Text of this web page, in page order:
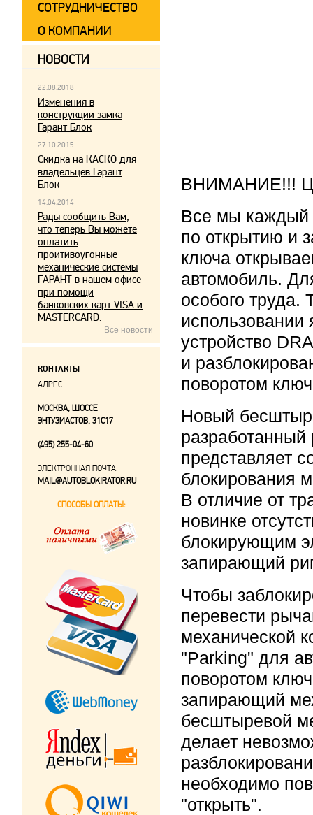
ВНИМАНИЕ!!!
Все мы каждый
по открытию и
ключа
автомобиль.
особого
использовании
устройство
и
поворотом
Новый
представляет
блокирования
В отличие от
новинке
блокирующим
запирающий
Чтобы
перевести
механической
"Parking" для
поворотом
запирающий
бесштыревой
делает
необходимо
"открыть".
СОТРУДНИЧЕСТВО
О КОМПАНИИ
НОВОСТИ
22.08.2018
Изменения в
конструкции замка
Гарант Блок
27.10.2015
Скидка на КАСКО для
владельцев Гарант
Блок
14.04.2014
Рады сообщить Вам,
что теперь Вы можете
оплатить
проитивоугонные
механические системы
ГАРАНТ в нашем офисе
при помощи
банковских карт VISA и
MASTERCARD.
Все новости
КОНТАКТЫ
АДРЕС:
МОСКВА, ШОССЕ
ЭНТУЗИАСТОВ, 31С17
(495) 255-04-60
ЭЛЕКТРОННАЯ ПОЧТА:
MAIL@AUTOBLOKIRATOR.RU
СПОСОБЫ ОПЛАТЫ: